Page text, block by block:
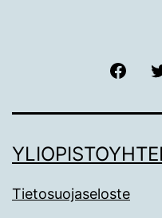
Tietosuojaseloste